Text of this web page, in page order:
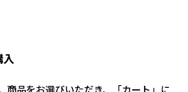
入
商品をお選びいただき、「カート」に